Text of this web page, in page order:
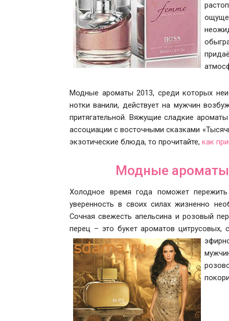
Модные ароматы 2013, среди которых
нотки ванили, действует на мужчин
притягательной. Вяжущие сладкие
ассоциации с восточными сказками
экзотические блюда, то прочитайте, как
Модные ароматы
Холодное время года поможет
уверенность в своих силах жизненно
Сочная свежесть апельсина и розовый
перец – это букет ароматов цитрусовых,